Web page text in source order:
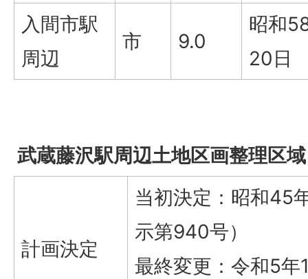
入間市駅
周辺
市 9.0
昭和
20日
武蔵藤沢駅周辺土地区画整理区
計画決定
当初決定：昭和45
示第940号）
最終変更：令和5年